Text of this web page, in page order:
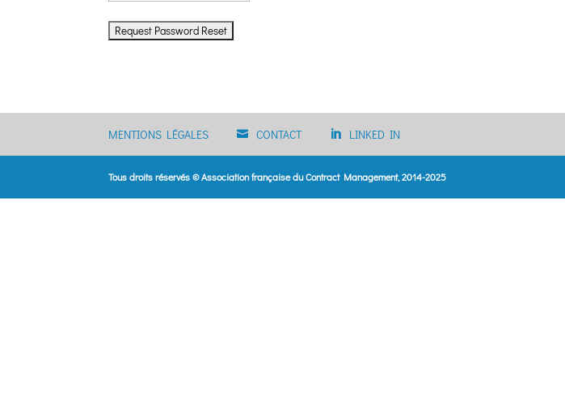
MENTIONS LÉGALES CONTACT LINKED IN
Tous droits réservés © Association française du Contract Management, 2014-2025